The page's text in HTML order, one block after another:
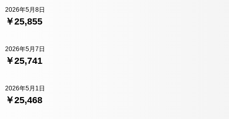
￥25,855
2026年5月8日
￥25,741
2026年5月7日
￥25,468
2026年5月1日